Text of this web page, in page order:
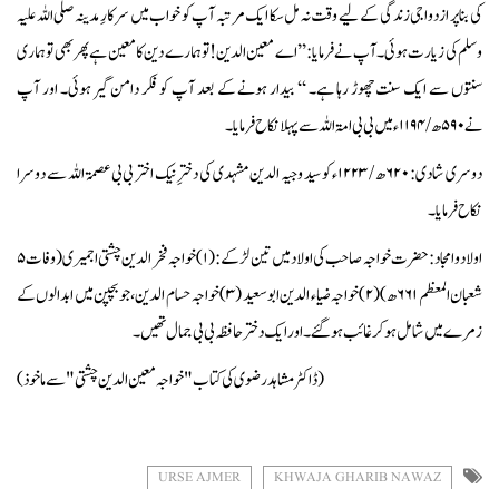
کی بنا پر ازدواجی زندگی کے لیے وقت نہ مل سکا ایک مرتبہ آپ کو خواب میں سرکارِ مدینہ صلی اللہ علیہ
وسلم کی زیارت ہوئی۔ آپ نے فرمایا:’’ اے معین الدین! توہمارے دین کا معین ہے پھر بھی تو ہماری
سنتوں سے ایک سنت چھوڑ رہا ہے۔ ‘‘ بیدار ہونے کے بعد آپ کو فکر دامن گیر ہوئی۔ اور آپ
نے ۵۹۰ھ / ۱۱۹۴ء میں بی بی امۃ اللہ سے پہلا نکاح فرمایا۔
دوسری شادی: ۶۲۰ھ / ۱۲۲۳ء کو سید وجیہ الدین مشہدی کی دخترِ نیک اختر بی بی عصمۃ اللہ سے دوسرا
نکاح فرمایا۔
اولاد و امجاد:
حضرت خواجہ صاحب کی اولاد میں تین لڑکے: (۱) خواجہ فخر الدین چشتی اجمیری (وفات ۵
شعبان المعظم ۶۶۱ھ) (۲) خواجہ ضیاء الدین ابو سعید (۳) خواجہ حسام الدین، جو بچپن میں ابدالوں کے
زمرے میں شامل ہوکر غائب ہوگئے۔ اور ایک دختر حافظہ بی بی جمال تھیں۔
(ڈاکٹر مشاہد رضوی کی کتاب "خواجہ معین الدین چشتی" سے ماخوذ)
KHWAJA GHARIB NAWAZ
URSE AJMER